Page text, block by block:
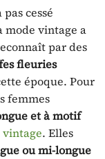
cessé
mode vintage a
par des
fleuries
époque. Pour
femmes
et à motif
. Elles
ou mi-longue